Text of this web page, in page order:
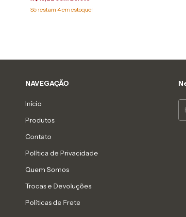
Só restam 4em estoque!
NAVEGAÇÃO
Início
Produtos
Contato
Política de Privacidade
Quem Somos
Trocas e Devoluções
Políticas de Frete